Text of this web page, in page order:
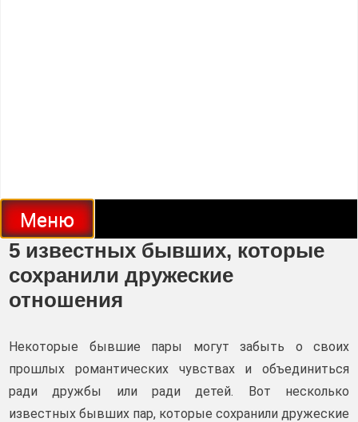
Меню
5 известных бывших, которые
сохранили дружеские
отношения
Некоторые бывшие пары могут забыть о своих
прошлых романтических чувствах и объединиться
ради дружбы или ради детей. Вот несколько
известных бывших пар, которые сохранили дружеские